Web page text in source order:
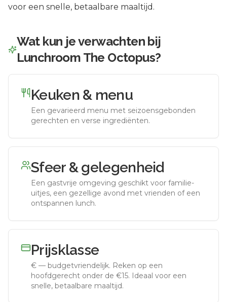
voor een snelle, betaalbare maaltijd.
Wat kun je verwachten bij
Lunchroom The Octopus?
Keuken & menu
Een gevarieerd menu met seizoensgebonden
gerechten en verse ingrediënten.
Sfeer & gelegenheid
Een gastvrije omgeving geschikt voor familie-
uitjes, een gezellige avond met vrienden of een
ontspannen lunch.
Prijsklasse
€ — budgetvriendelijk. Reken op een
hoofdgerecht onder de €15. Ideaal voor een
snelle, betaalbare maaltijd.